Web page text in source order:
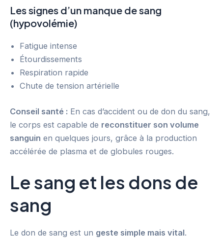
Les signes d’un manque de sang
(hypovolémie)
Fatigue intense
Étourdissements
Respiration rapide
Chute de tension artérielle
Conseil santé : En cas d’accident ou de don du sang,
le corps est capable de reconstituer son volume
sanguin en quelques jours, grâce à la production
accélérée de plasma et de globules rouges.
Le sang et les dons de
sang
Le don de sang est un geste simple mais vital.